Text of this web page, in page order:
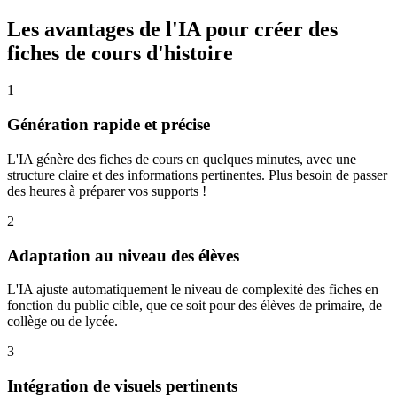
Les avantages de l'IA pour créer des
fiches de cours d'histoire
1
Génération rapide et précise
L'IA génère des fiches de cours en quelques minutes, avec une
structure claire et des informations pertinentes. Plus besoin de passer
des heures à préparer vos supports !
2
Adaptation au niveau des élèves
L'IA ajuste automatiquement le niveau de complexité des fiches en
fonction du public cible, que ce soit pour des élèves de primaire, de
collège ou de lycée.
3
Intégration de visuels pertinents